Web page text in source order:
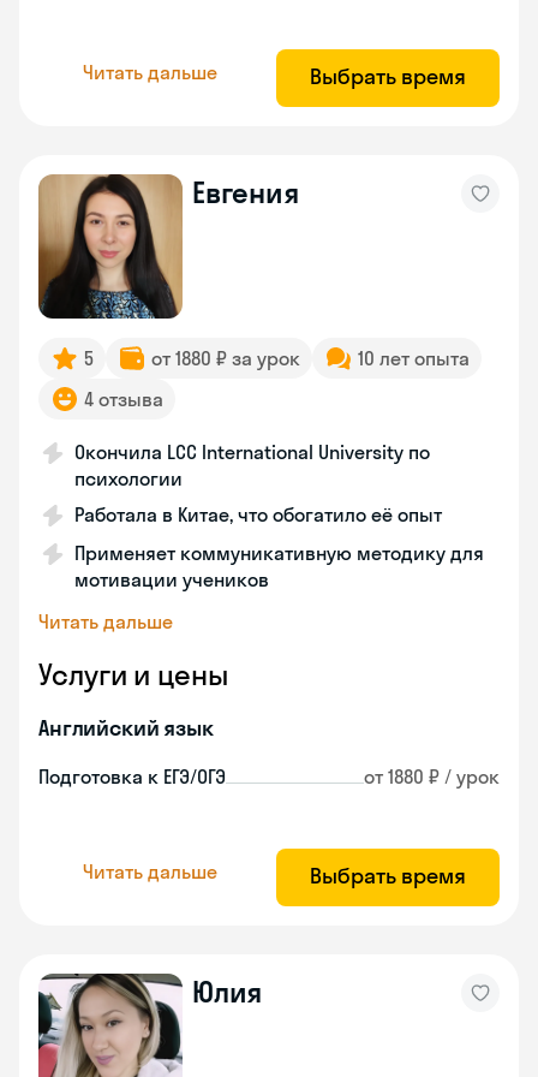
Читать дальше Выбрать время
Евгения
5 от 1880 ₽ за урок
10 лет опыта
4 отзыва
Окончила LCC International University по
психологии
Работала в Китае, что обогатило её опыт
Применяет коммуникативную методику для
мотивации учеников
Читать дальше
Услуги и цены
Английский язык
Подготовка к ЕГЭ/ОГЭ от 1880 ₽ / урок
Читать дальше Выбрать время
Юлия